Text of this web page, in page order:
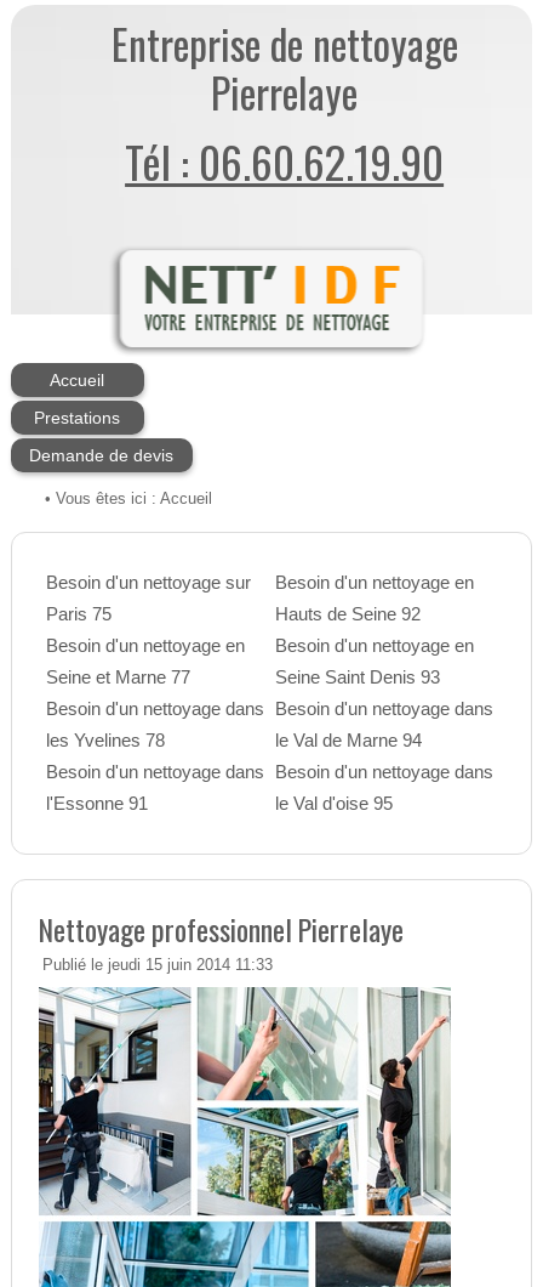
Entreprise de nettoyage
Pierrelaye
Tél : 06.60.62.19.90
Accueil
Prestations
Demande de devis
• Vous êtes ici : Accueil
Besoin d'un nettoyage sur
Paris 75
Besoin d'un nettoyage en
Seine et Marne 77
Besoin d'un nettoyage dans
les Yvelines 78
Besoin d'un nettoyage dans
l'Essonne 91
Besoin d'un nettoyage en
Hauts de Seine 92
Besoin d'un nettoyage en
Seine Saint Denis 93
Besoin d'un nettoyage dans
le Val de Marne 94
Besoin d'un nettoyage dans
le Val d'oise 95
Nettoyage professionnel Pierrelaye
Publié le jeudi 15 juin 2014 11:33